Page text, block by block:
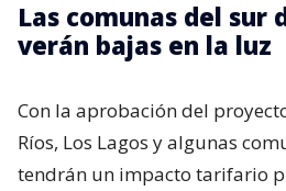
Las comunas del sur
verán bajas en la luz
Con la aprobación del
Ríos, Los Lagos y algunas
tendrán un impacto tarifario